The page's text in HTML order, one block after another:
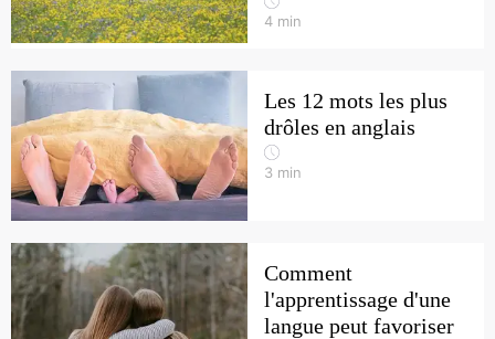
4 min
Les 12 mots les plus
drôles en anglais
3 min
Comment
l'apprentissage d'une
langue peut favoriser